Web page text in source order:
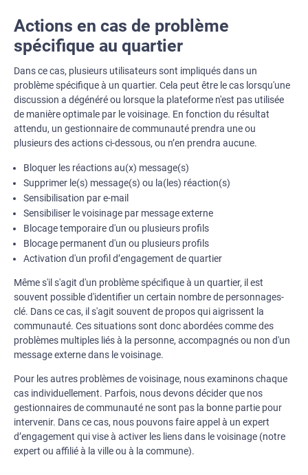
Actions en cas de problème
spécifique au quartier
Dans ce cas, plusieurs utilisateurs sont impliqués dans un
problème spécifique à un quartier. Cela peut être le cas lorsqu'une
discussion a dégénéré ou lorsque la plateforme n'est pas utilisée
de manière optimale par le voisinage. En fonction du résultat
attendu, un gestionnaire de communauté prendra une ou
plusieurs des actions ci-dessous, ou n’en prendra aucune.
Bloquer les réactions au(x) message(s)
Supprimer le(s) message(s) ou la(les) réaction(s)
Sensibilisation par e-mail
Sensibiliser le voisinage par message externe
Blocage temporaire d'un ou plusieurs profils
Blocage permanent d'un ou plusieurs profils
Activation d'un profil d’engagement de quartier
Même s'il s'agit d'un problème spécifique à un quartier, il est
souvent possible d'identifier un certain nombre de personnages-
clé. Dans ce cas, il s'agit souvent de propos qui aigrissent la
communauté. Ces situations sont donc abordées comme des
problèmes multiples liés à la personne, accompagnés ou non d'un
message externe dans le voisinage.
Pour les autres problèmes de voisinage, nous examinons chaque
cas individuellement. Parfois, nous devons décider que nos
gestionnaires de communauté ne sont pas la bonne partie pour
intervenir. Dans ce cas, nous pouvons faire appel à un expert
d’engagement qui vise à activer les liens dans le voisinage (notre
expert ou affilié à la ville ou à la commune).